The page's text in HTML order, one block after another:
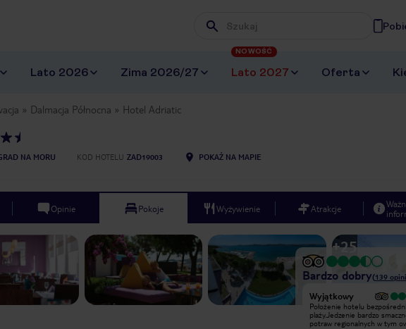
Wpisz frazę, której szukasz
Lato 2026 Zima 2026/27 Lato 2027
NOWOŚĆ
Oferta
Dalmacja Północna Hotel Adriatic
NA MORU KOD HOTELU ZAD19003 POKAŻ NA MAPIE
Opinie Pokoje Wyżywienie Atrakcje
+25
Bardzo dobry(139
Bardzo dobry
ogólnie super... jedynym minusem
Wyjątkowy
Położenie hotelu
plaży.Jedzenie bardzo
potraw regionalnych w tym